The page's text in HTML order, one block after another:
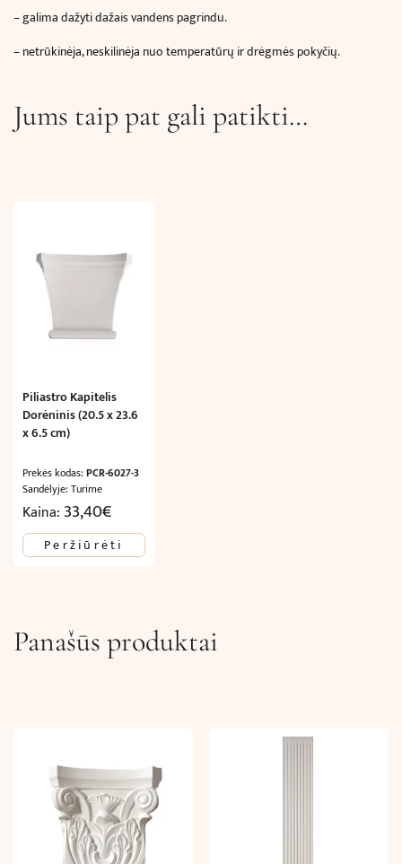
– galima dažyti dažais vandens pagrindu.
– netrūkinėja, neskilinėja nuo temperatūrų ir drėgmės pokyčių.
Jums taip pat gali patikti…
Piliastro Kapitelis
Dorėninis (20.5 x 23.6
x 6.5 cm)
Prekės kodas: PCR-6027-3
Sandėlyje: Turime
Kaina: 33,40€
Peržiūrėti
Panašūs produktai